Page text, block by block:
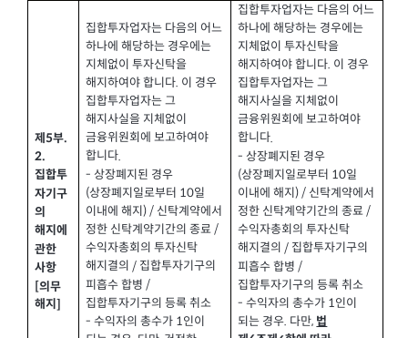
제 5부.
2.
집합투
자기구
의
해지에
관한
사항
[의무
해지
집합투자업자는 다음의 어느
하나에 해당하는 경우에는
지체없이 투자신탁을
해지하여야 합니다. 이 경우
집합투자업자는 그
해지사실을 지체없이
금융위원회에 보고하여야
합니다.
-상장폐지된 경우
(상장폐지일로부터 10일
이내에 해지 ) / 신탁계약에서
정한 신탁계약기간의 종료/
수익자총회의 투자신탁
해지결의 / 집합투자기구의
피흡수 합병 /
집합투자기구의 등록 취소
-수익자의 총수가 1인이
집합투자업자는 다음의 어느
하나에 해당하는 경우에는
지체없이 투자신탁을
해지하여야 합니다. 이 경우
집합투자업자는 그
해지사실을 지체없이
금융위원회에 보고하여야
합니다.
-상장폐지된 경우
(상장폐지일로부터 10일
이내에 해지 ) / 신탁계약에서
정한 신탁계약기간의 종료/
수익자총회의 투자신탁
해지결의 / 집합투자기구의
피흡수 합병 /
집합투자기구의 등록 취소
-수익자의 총수가 1인이
되는 경우. 다만, 법